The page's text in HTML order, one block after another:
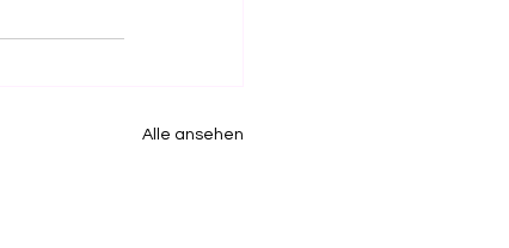
Alle ansehen